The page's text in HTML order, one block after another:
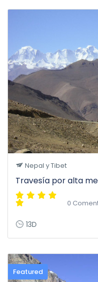
Nepal y Tibet
Travesía por alta
0
13D
Featured